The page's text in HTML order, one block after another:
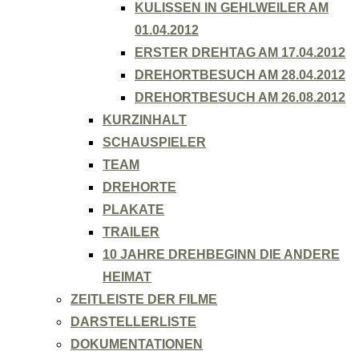
KULISSEN IN GEHLWEILER AM
01.04.2012
ERSTER DREHTAG AM 17.04.2012
DREHORTBESUCH AM 28.04.2012
DREHORTBESUCH AM 26.08.2012
KURZINHALT
SCHAUSPIELER
TEAM
DREHORTE
PLAKATE
TRAILER
10 JAHRE DREHBEGINN DIE ANDERE
HEIMAT
ZEITLEISTE DER FILME
DARSTELLERLISTE
DOKUMENTATIONEN